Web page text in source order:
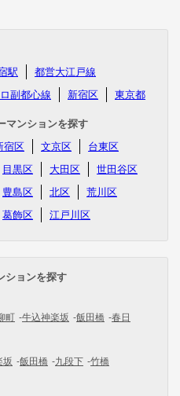
駅
都営大江戸線
副都心線 新宿区 東京都
マンションを探す
宿区 文京区
台東区
目黒区 大田区
世田谷区
豊島区 北区
荒川区
葛飾区 江戸川区
ションを探す
町 牛込神楽坂 飯田橋 春日
坂 飯田橋 九段下 竹橋